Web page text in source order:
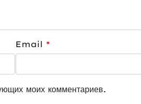
Email *
моих комментариев.